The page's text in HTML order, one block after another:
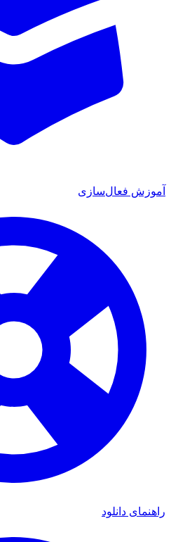
فعال‌سازی
دانلود